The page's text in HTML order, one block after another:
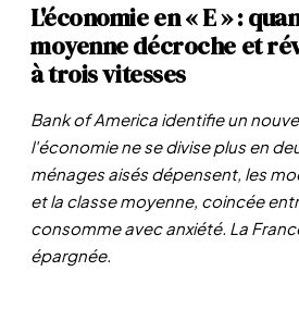
L'économie en « E » :
moyenne décroche et
à trois vitesses
Bank of America identifie un
l'économie ne se divise plus en
ménages aisés dépensent, les
et la classe moyenne, coincée
consomme avec anxiété. La
épargnée.